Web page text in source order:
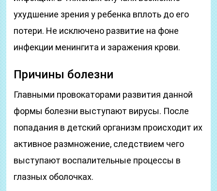
ухудшение зрения у ребенка вплоть до его
потери. Не исключено развитие на фоне
инфекции менингита и заражения крови.
Причины болезни
Главными провокаторами развития данной
формы болезни выступают вирусы. После
попадания в детский организм происходит их
активное размножение, следствием чего
выступают воспалительные процессы в
глазных оболочках.